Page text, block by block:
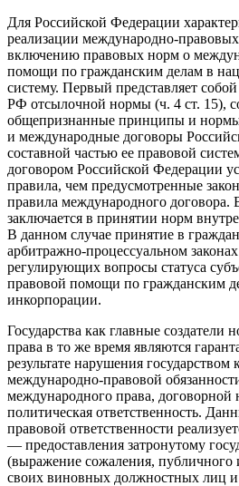
Для Российской Федерации
реализации международно-правовых
включению правовых норм о
помощи по гражданским делам в
систему. Первый представляет
РФ отсылочной нормы (ч. 4 ст. 15),
общепризнанные принципы и
и международные договоры
составной частью ее правовой
договором Российской Федерации
правила, чем предусмотренные
правила международного договора.
заключается в принятии норм
В данном случае принятие в
арбитражно-процессуальном
регулирующих вопросы статуса
правовой помощи по гражданским
инкорпорации.
Государства как главные создатели
права в то же время являются
результате нарушения государством
международно-правовой
международного права, договорной
политическая ответственность.
правовой ответственности
— предоставления затронутому
(выражение сожаления, публичного
своих виновных должностных лиц и